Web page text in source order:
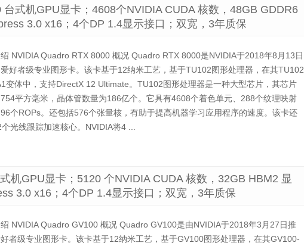
式机GPU显卡；4608个NVIDIA CUDA 核数，48GB GDDR6
3.0 x16；4个DP 1.4显示接口；双宽，3年质保
NVIDIA Quadro RTX 8000 概况 Quadro RTX 8000是NVIDIA于2018年8月13日
好者级专业图形卡。该卡基于12纳米工艺，基于TU102图形处理器，在其TU102
变体中，支持DirectX 12 Ultimate。TU102图形处理器是一种大型芯片，其芯片
平方毫米，晶体管数量为186亿个。它具有4608个着色单元、288个纹理映射
个ROPs。还包括576个张量核，有助于提高机器学习应用程序的速度。该卡还
光线跟踪加速核心。NVIDIA将4 ...
机GPU显卡；5120 个NVIDIA CUDA 核数，32GB HBM2 显
3.0 x16；4个DP 1.4显示接口；双宽，3年质保
NVIDIA Quadro GV100 概况 Quadro GV100是由NVIDIA于2018年3月27日推
者级专业图形卡。该卡基于12纳米工艺，基于GV100图形处理器，在其GV100-